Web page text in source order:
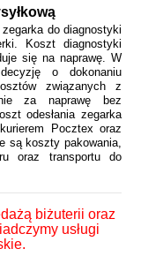
do diagnostyki
Koszt diagnostyki
się na naprawę. W
o dokonaniu
związanych z
za naprawę bez
odesłania zegarka
Pocztex oraz
są koszty pakowania,
oraz transportu do
biżuterii oraz
usługi